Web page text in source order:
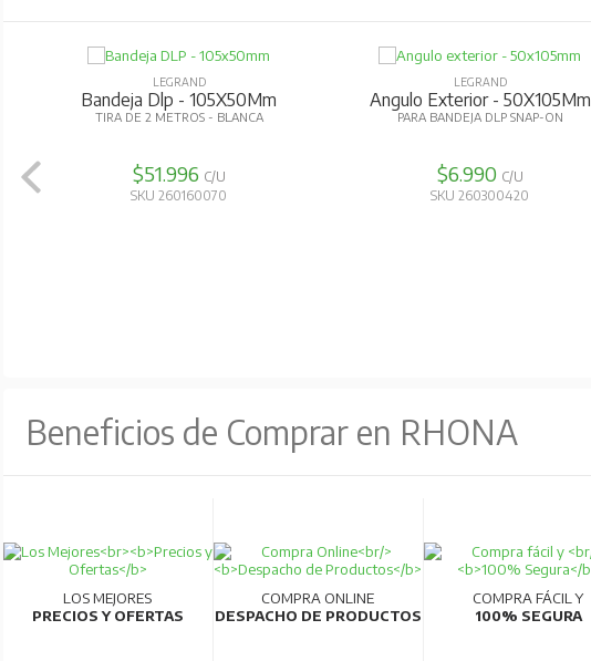
LEGRAND
Bandeja Dlp - 105X50Mm
TIRA DE 2 METROS - BLANCA
$51.996 C/U
SKU 260160070
LEGRAND
Angulo Exterior - 50X105Mm
PARA BANDEJA DLP SNAP-ON
$6.990 C/U
SKU 260300420
Beneficios de Comprar en RHONA
LOS MEJORES
PRECIOS Y OFERTAS
COMPRA ONLINE
DESPACHO DE PRODUCTOS
COMPRA FÁCIL Y
100% SEGURA